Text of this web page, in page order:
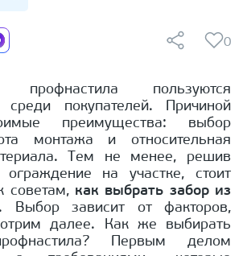
0
пользуются
среди покупателей. Причиной
преимущества: выбор
монтажа и относительная
Тем не менее, решив
ограждение на участке, стоит
советам, как выбрать забор из
. Выбор зависит от факторов,
далее. Как же выбирать
Первым делом